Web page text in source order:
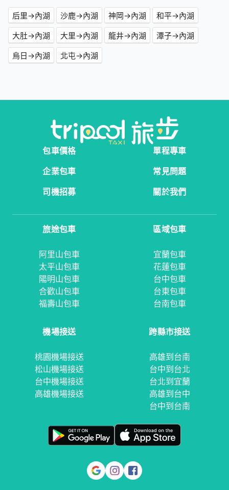
后里→內湖 沙鹿→內湖 神岡→內湖
和平→內湖
大肚→內湖
大里→內湖 龍井→內湖
潭子→內湖
烏日→內湖
北屯→內湖
包車價格
單程專車
企業包車
常見問題
司機招募
關於我們
旅途包車
阿里山包車
太平山包車
陽明山包車
合歡山包車
福壽山包車
區域包車
宜蘭包車
花蓮包車
台中包車
台東包車
台南包車
機場接送
桃園機場接送
松山機場接送
台中機場接送
高雄機場接送
跨縣市接送
高雄到台南
台中到台北
台北到宜蘭
高雄到台中
台中到台南